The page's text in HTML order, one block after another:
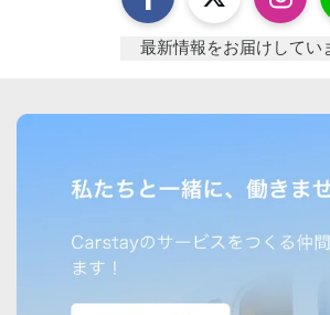
最新情報をお届けしてい